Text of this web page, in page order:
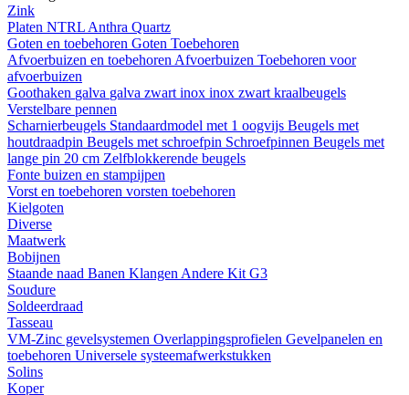
Zink
Platen NTRL Anthra Quartz
Goten en toebehoren Goten Toebehoren
Afvoerbuizen en toebehoren Afvoerbuizen Toebehoren voor
afvoerbuizen
Goothaken galva galva zwart inox inox zwart kraalbeugels
Verstelbare pennen
Scharnierbeugels Standaardmodel met 1 oogvijs Beugels met
houtdraadpin Beugels met schroefpin Schroefpinnen Beugels met
lange pin 20 cm Zelfblokkerende beugels
Fonte buizen en stampijpen
Vorst en toebehoren vorsten toebehoren
Kielgoten
Diverse
Maatwerk
Bobijnen
Staande naad Banen Klangen Andere Kit G3
Soudure
Soldeerdraad
Tasseau
VM-Zinc gevelsystemen Overlappingsprofielen Gevelpanelen en
toebehoren Universele systeemafwerkstukken
Solins
Koper